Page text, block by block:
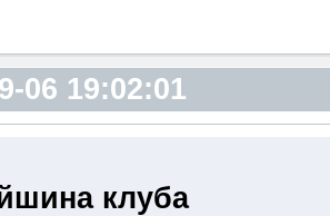
06 19:02:01
клуба